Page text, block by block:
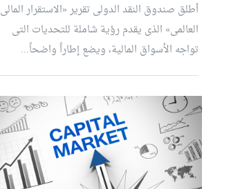
أطلق صندوق النقد الدولى تقرير «الاستقرار المالى
العالمى» الذى يقدم رؤية شاملة للتحديات التى
تواجه الأسواق المالية، ويضع إطاراً واضحاً...